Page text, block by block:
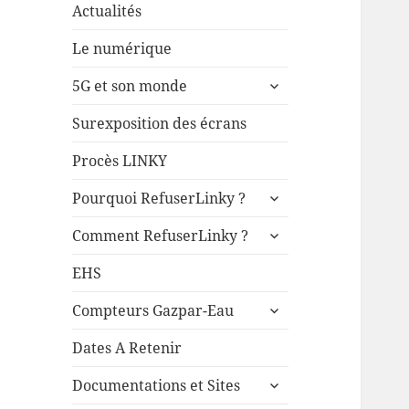
Actualités
Le numérique
5G et son monde
ouvrir
Surexposition des écrans
Procès LINKY
Pourquoi RefuserLinky ?
ouvrir
sous-
Comment RefuserLinky ?
ouvrir
EHS
Compteurs Gazpar-Eau
ouvrir
Dates A Retenir
Documentations et Sites
ouvrir